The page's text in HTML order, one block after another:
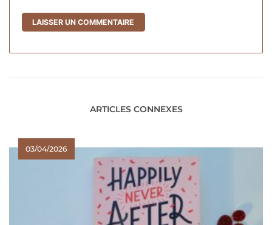
ARTICLES CONNEXES
03/04/2026